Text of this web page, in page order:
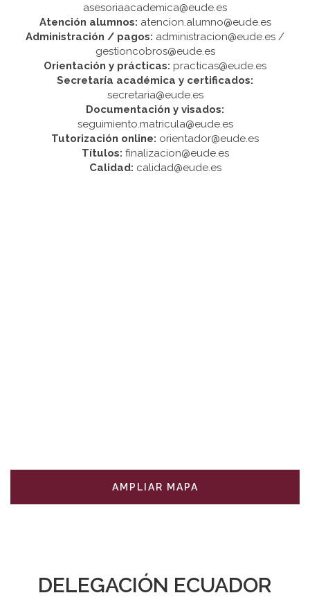
asesoriaacademica@eude.es
Atención alumnos: atencion.alumno@eude.es
Administración / pagos: administracion@eude.es /
gestioncobros@eude.es
Orientación y prácticas: practicas@eude.es
Secretaría académica y certificados:
secretaria@eude.es
Documentación y visados:
seguimiento.matricula@eude.es
Tutorización online: orientador@eude.es
Títulos: finalizacion@eude.es
Calidad: calidad@eude.es
AMPLIAR MAPA
DELEGACIÓN ECUADOR